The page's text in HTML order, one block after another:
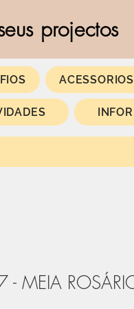
projectos
ACESSORIOS
- MEIA